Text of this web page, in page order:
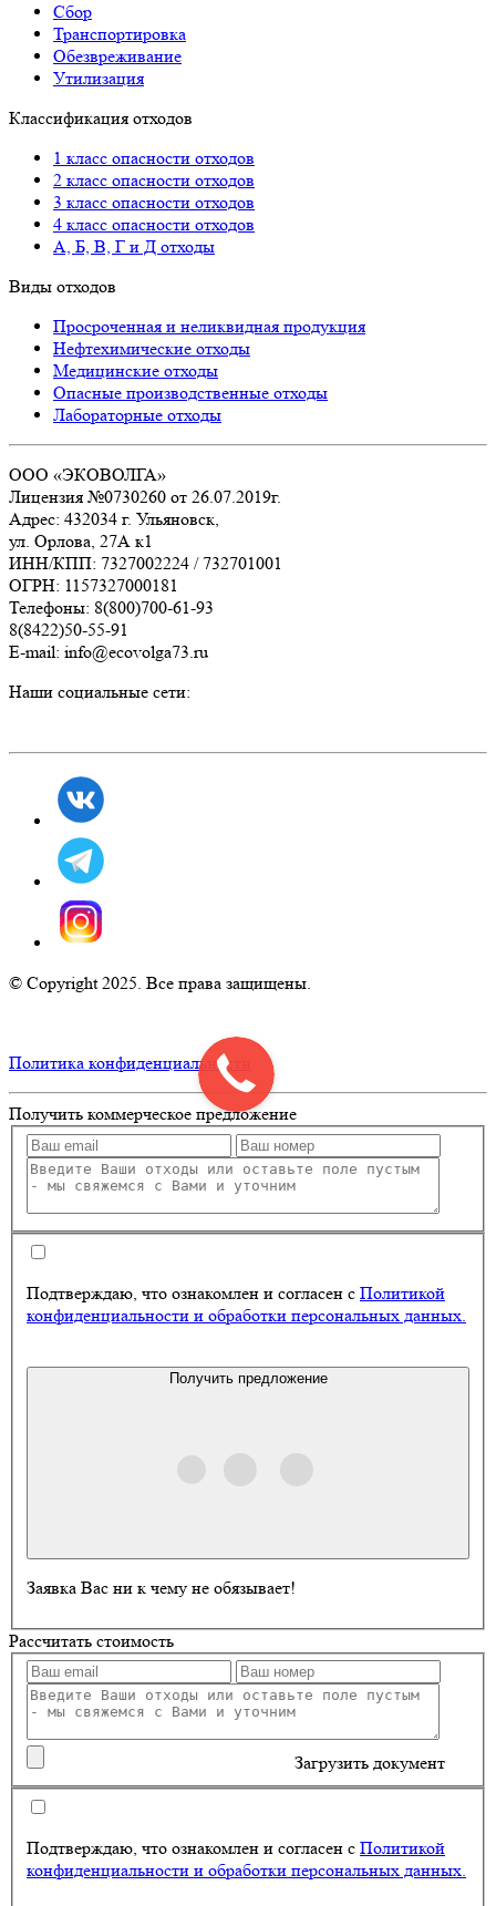
Сбор
Транспортировка
Обезвреживание
Утилизация
Классификация отходов
1 класс опасности отходов
2 класс опасности отходов
3 класс опасности отходов
4 класс опасности отходов
А, Б, В, Г и Д отходы
Виды отходов
Просроченная и неликвидная продукция
Нефтехимические отходы
Медицинские отходы
Опасные производственные отходы
Лабораторные отходы
ООО «ЭКОВОЛГА»
Лицензия №0730260 от 26.07.2019г.
Адрес: 432034 г. Ульяновск,
ул. Орлова, 27А к1
ИНН/КПП: 7327002224 / 732701001
ОГРН: 1157327000181
Телефоны: 8(800)700-61-93
8(8422)50-55-91
E-mail: info@ecovolga73.ru
Наши социальные сети:
© Copyright 2025. Все права защищены.
Политика конфиденциальности
Получить коммерческое предложение
Подтверждаю, что ознакомлен и согласен с Политикой
конфиденциальности и обработки персональных данных.
Получить предложение
Заявка Вас ни к чему не обязывает!
Рассчитать стоимость
Загрузить документ
Подтверждаю, что ознакомлен и согласен с Политикой
конфиденциальности и обработки персональных данных.